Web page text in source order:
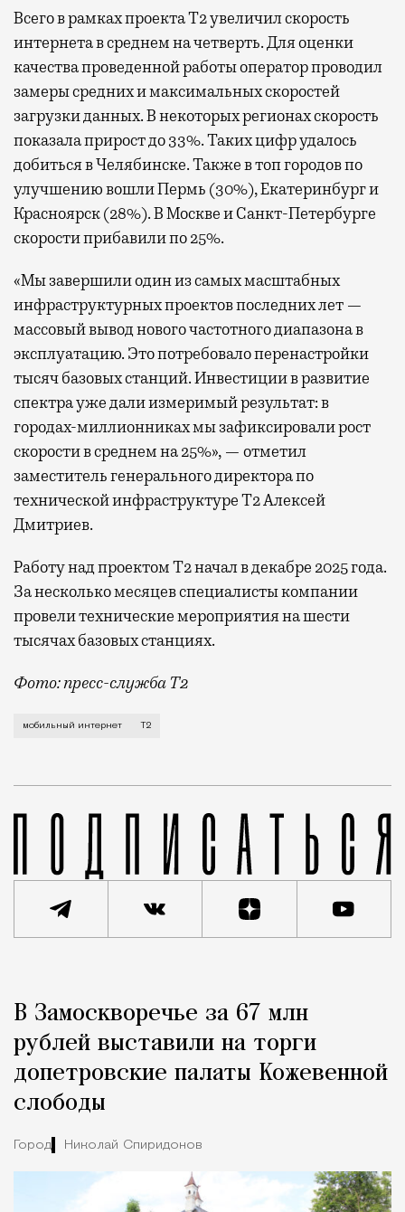
Всего в рамках проекта Т2 увеличил скорость
интернета в среднем на четверть. Для оценки
качества проведенной работы оператор проводил
замеры средних и максимальных скоростей
загрузки данных. В некоторых регионах скорость
показала прирост до 33%. Таких цифр удалось
добиться в Челябинске. Также в топ городов по
улучшению вошли Пермь (30%), Екатеринбург и
Красноярск (28%). В Москве и Санкт-Петербурге
скорости прибавили по 25%.
«Мы завершили один из самых масштабных
инфраструктурных проектов последних лет —
массовый вывод нового частотного диапазона в
эксплуатацию. Это потребовало перенастройки
тысяч базовых станций. Инвестиции в развитие
спектра уже дали измеримый результат: в
городах-миллионниках мы зафиксировали рост
скорости в среднем на 25%», — отметил
заместитель генерального директора по
технической инфраструктуре Т2 Алексей
Дмитриев.
Работу над проектом Т2 начал в декабре 2025 года.
За несколько месяцев специалисты компании
провели технические мероприятия на шести
тысячах базовых станциях.
Фото: пресс-служба Т2
Мобильный оператор Т2 завершил работы по
мобильный интернет Т2
Город
В Замоскворечье за 67 млн
рублей выставили на торги
допетровские палаты Кожевенной
слободы
Город Николай Спиридонов